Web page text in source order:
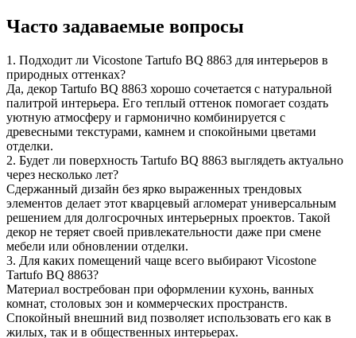
Часто задаваемые вопросы
1. Подходит ли Vicostone Tartufo BQ 8863 для интерьеров в
природных оттенках?
Да, декор Tartufo BQ 8863 хорошо сочетается с натуральной
палитрой интерьера. Его теплый оттенок помогает создать
уютную атмосферу и гармонично комбинируется с
древесными текстурами, камнем и спокойными цветами
отделки.
2. Будет ли поверхность Tartufo BQ 8863 выглядеть актуально
через несколько лет?
Сдержанный дизайн без ярко выраженных трендовых
элементов делает этот кварцевый агломерат универсальным
решением для долгосрочных интерьерных проектов. Такой
декор не теряет своей привлекательности даже при смене
мебели или обновлении отделки.
3. Для каких помещений чаще всего выбирают Vicostone
Tartufo BQ 8863?
Материал востребован при оформлении кухонь, ванных
комнат, столовых зон и коммерческих пространств.
Спокойный внешний вид позволяет использовать его как в
жилых, так и в общественных интерьерах.